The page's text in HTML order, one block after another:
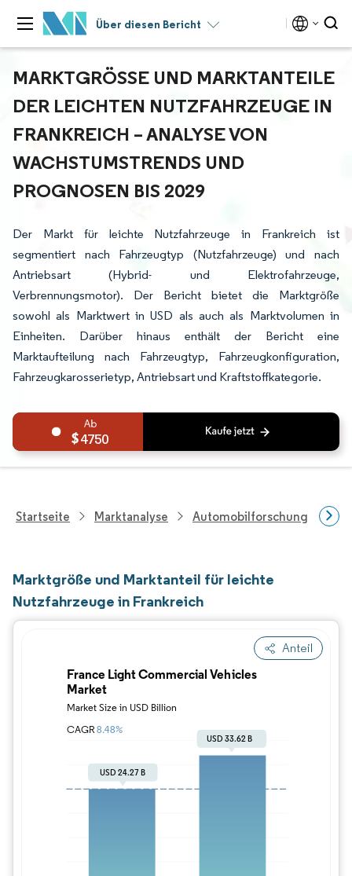
Über diesen Bericht
MARKTGRÖSSE UND MARKTANTEILE D
ER LEICHTEN NUTZFAHRZEUGE IN F
RANKREICH – ANALYSE VON W
ACHSTUMSTRENDS UND P
ROGNOSEN BIS 2029
Der Markt für leichte Nutzfahrzeuge in Frankreich ist
segmentiert nach Fahrzeugtyp (Nutzfahrzeuge) und nach
Antriebsart (Hybrid- und Elektrofahrzeuge,
Verbrennungsmotor). Der Bericht bietet die Marktgröße
sowohl als Marktwert in USD als auch als Marktvolumen in
Einheiten. Darüber hinaus enthält der Bericht eine
Marktaufteilung nach Fahrzeugtyp, Fahrzeugkonfiguration,
Fahrzeugkarosserietyp, Antriebsart und Kraftstoffkategorie.
4750
Startseite Marktanalyse Automobilforschung
Marktgröße und Marktanteil für leichte
Nutzfahrzeuge in Frankreich
Anteil